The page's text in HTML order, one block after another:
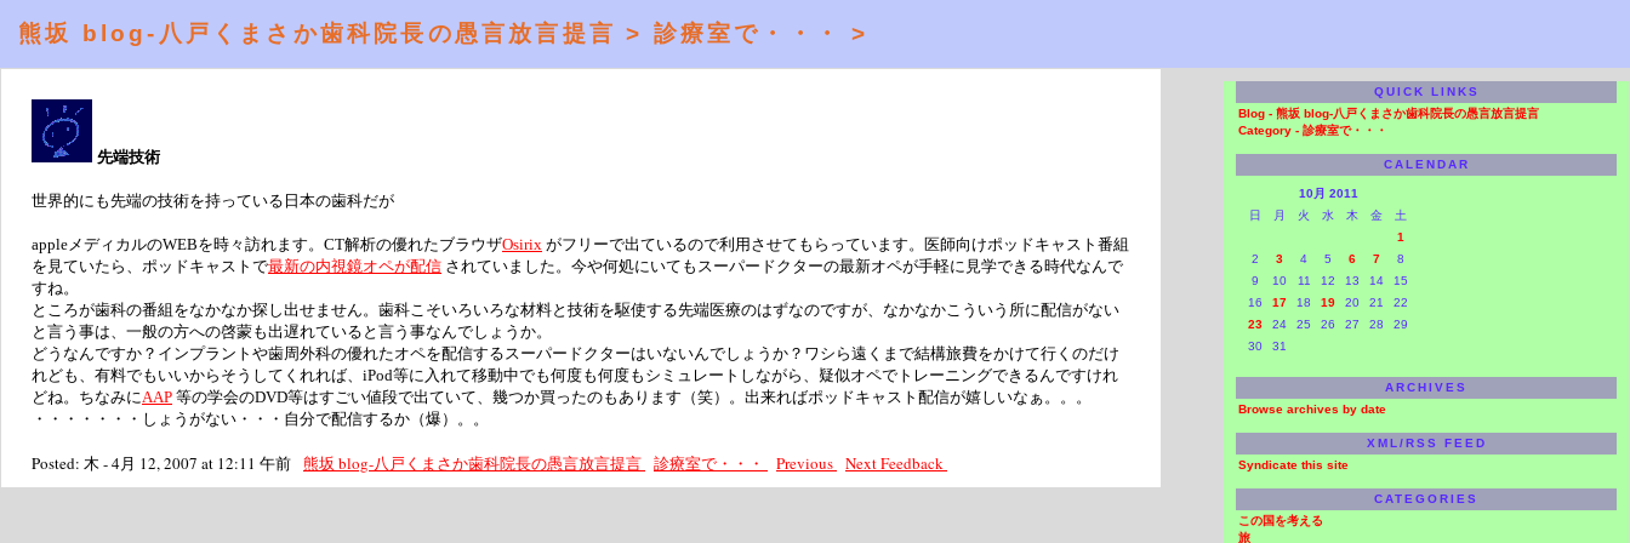
熊坂 blog-八戸くまさか歯科院長の愚言放言提言 > 診療室で・・・ >
先端技術
世界的にも先端の技術を持っている日本の歯科だが
appleメディカルのWEBを時々訪れます。CT解析の優れたブラウザOsirix がフリーで出ているので利用させてもらっています。医師向けポッドキャスト番組
を見ていたら、ポッドキャストで最新の内視鏡オペが配信 されていました。今や何処にいてもスーパードクターの最新オペが手軽に見学できる時代なんで
すね。
ところが歯科の番組をなかなか探し出せません。歯科こそいろいろな材料と技術を駆使する先端医療のはずなのですが、なかなかこういう所に配信がない
と言う事は、一般の方への啓蒙も出遅れていると言う事なんでしょうか。
どうなんですか？インプラントや歯周外科の優れたオペを配信するスーパードクターはいないんでしょうか？ワシら遠くまで結構旅費をかけて行くのだけ
れども、有料でもいいからそうしてくれれば、iPod等に入れて移動中でも何度も何度もシミュレートしながら、疑似オペでトレーニングできるんですけれ
どね。ちなみにAAP 等の学会のDVD等はすごい値段で出ていて、幾つか買ったのもあります（笑）。出来ればポッドキャスト配信が嬉しいなぁ。。。
・・・・・・・しょうがない・・・自分で配信するか（爆）。。
Posted: 木 - 4月 12, 2007 at 12:11 午前 熊坂 blog-八戸くまさか歯科院長の愚言放言提言 診療室で・・・ Previous NextFeedback
QUICK LINKS
Blog - 熊坂 blog-八戸くまさか歯科院長の愚言放言提言
Category - 診療室で・・・
CALENDAR
10月 2011
日
月 火 水 木 金
土
1
2
3 4 5 6 7
8
9
10 11 12 13 14
15
16
17 18 19 20 21
22
23
24 25 26 27 28
29
30
31
ARCHIVES
Browse archives by date
XML/RSS FEED
Syndicate this site
CATEGORIES
この国を考える
旅